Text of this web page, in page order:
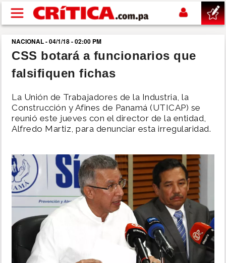
Pasar al contenido principal
buscar
SUCESOS
NACIONAL
POLÍTICA
SHOW
DEPORTES
MUNDO
INSÓLITAS
NACIONAL - 04/1/18 - 02:00 PM
CSS botará a funcionarios que
falsifiquen fichas
La Unión de Trabajadores de la Industria, la
Construcción y Afines de Panamá (UTICAP) se
reunió este jueves con el director de la entidad,
Alfredo Martiz, para denunciar esta irregularidad.